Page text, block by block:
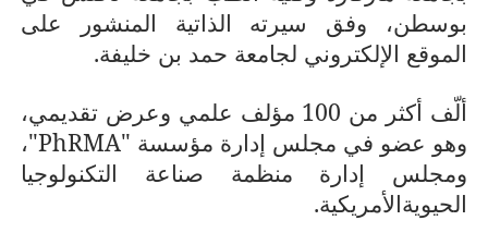
بوسطن، وفق سيرته الذاتية المنشور على
الموقع الإلكتروني لجامعة حمد بن خليفة.
ألّف أكثر من 100 مؤلف علمي وعرض تقديمي،
وهو عضو في مجلس إدارة مؤسسة "PhRMA"،
ومجلس إدارة منظمة صناعة التكنولوجيا
الحيويةالأمريكية.